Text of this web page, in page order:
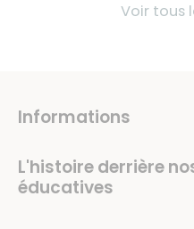
Voir tous
Informations
L'histoire derrière
éducatives